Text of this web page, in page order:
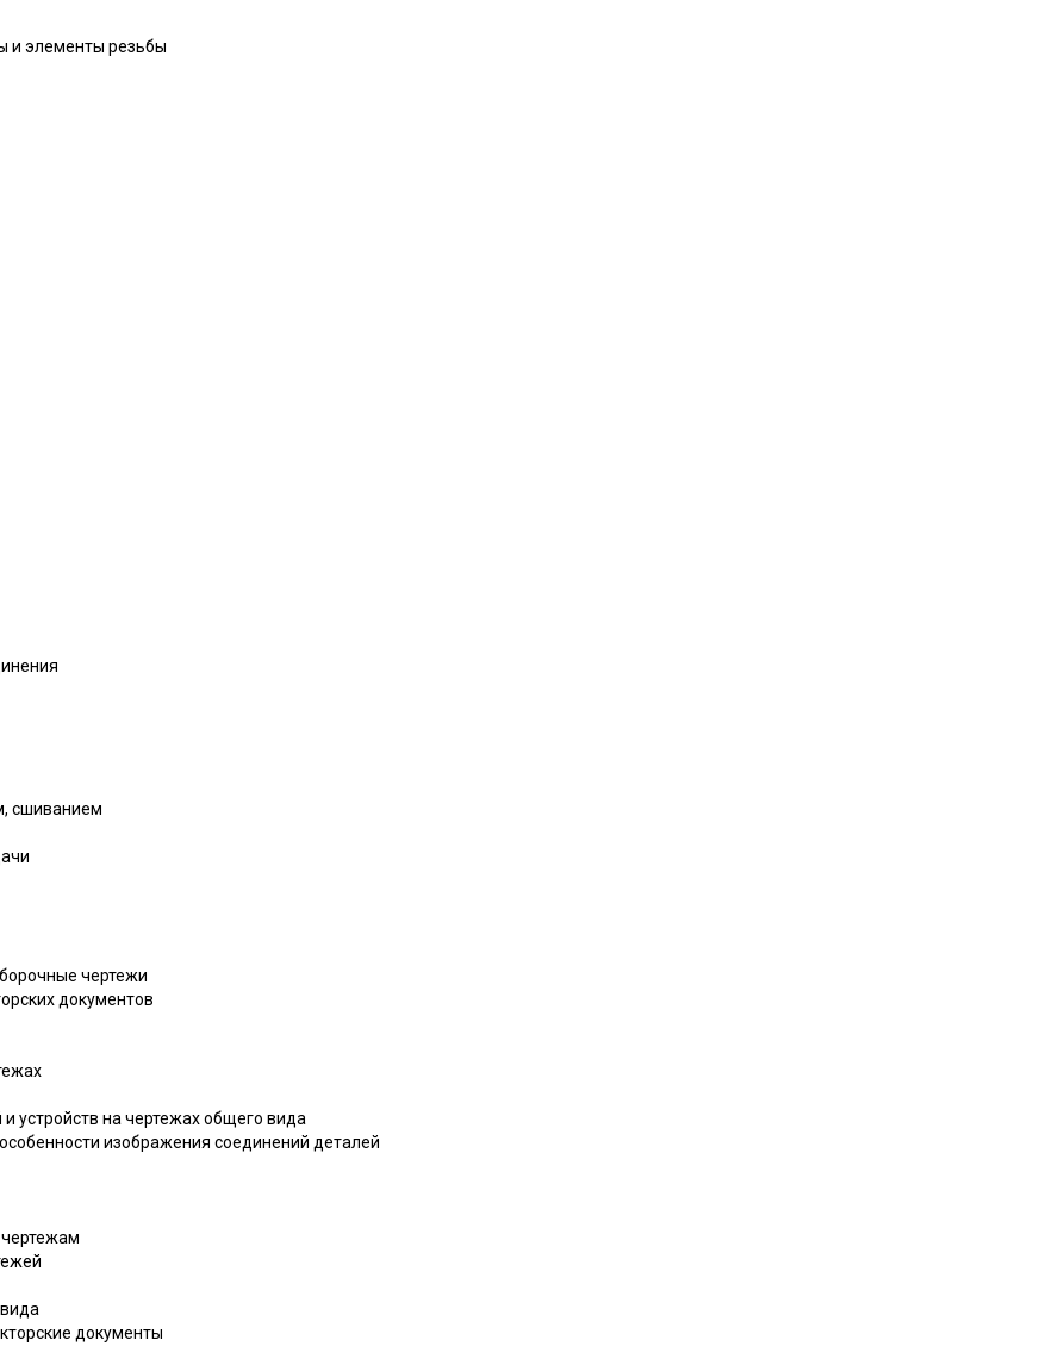
и элементы резьбы
сшиванием
чертежи
документов
устройств на чертежах общего вида
изображения соединений деталей
документы